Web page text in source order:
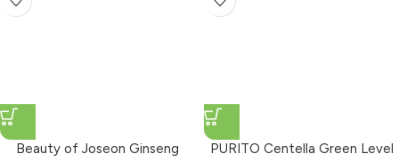
Beauty of Joseon Ginseng
PURITO Centella Green Level